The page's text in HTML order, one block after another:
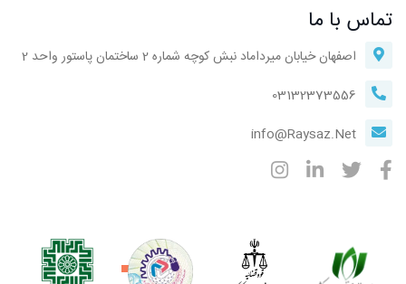
تماس با ما
اصفهان خیابان میرداماد نبش کوچه شماره 2 ساختمان پاستور واحد 2
03132373556
info@Raysaz.Net